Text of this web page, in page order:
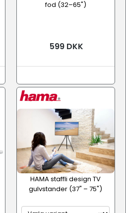
fod (32–65")
599 DKK
HAMA staffli design TV
gulvstander (37" – 75")